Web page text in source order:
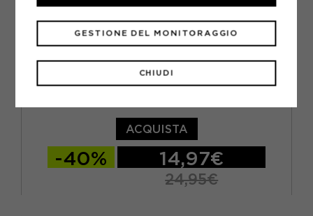
SPORTFUL
ACQUISTA
-40% 14,97€
24,95€
CHIUDI
GESTIONE DEL MONITORAGGIO